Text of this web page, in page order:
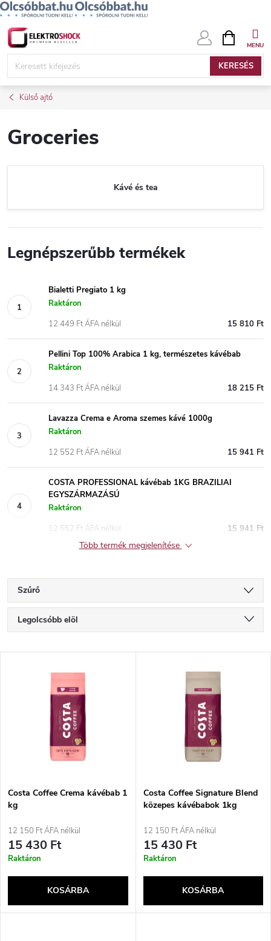
Ugrás
KERESÉS
KOSÁR
Külső ajtó
Groceries
Kávé és tea
Legnépszerűbb termékek
Bialetti Pregiato 1 kg
Raktáron
15 810 Ft
12 449 Ft ÁFA nélkül
Pellini Top 100% Arabica 1 kg, természetes kávébab
Raktáron
18 215 Ft
14 343 Ft ÁFA nélkül
Lavazza Crema e Aroma szemes kávé 1000g
Raktáron
15 941 Ft
12 552 Ft ÁFA nélkül
COSTA PROFESSIONAL kávébab 1KG BRAZILIAI
EGYSZÁRMAZÁSÚ
Raktáron
15 941 Ft
12 552 Ft ÁFA nélkül
Több termék megjelenítése
Szűrő
T
e
e
k
r
n
Legolcsóbb elöl
ABC szerint
é
k
e
k
l
Costa Coffee Crema kávébab 1
kg
12 150 Ft ÁFA nélkül
15 430 Ft
Raktáron
KOSÁRBA
Costa Coffee Signature Blend
közepes kávébabok 1kg
12 150 Ft ÁFA nélkül
15 430 Ft
Raktáron
KOSÁRBA